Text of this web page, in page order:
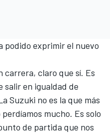
podido exprimir el nuevo
carrera, claro que sí. Es
salir en igualdad de
Suzuki no es la que más
mucho. Es solo
de partida que nos